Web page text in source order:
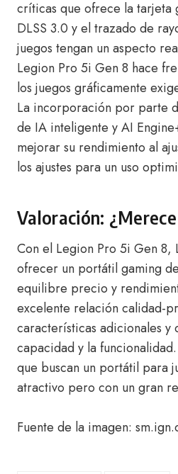
críticas que ofrece la
DLSS 3.0 y el trazado de
juegos tengan un aspecto
Legion Pro 5i Gen 8 hace
los juegos gráficamente
La incorporación por parte
de IA inteligente y AI
mejorar su rendimiento al
los ajustes para un uso
Valoración:
Con el Legion Pro 5i Gen 8,
ofrecer un portátil gaming
equilibre precio y
excelente relación calidad-
características adicionales y
capacidad y la
que buscan un portátil para
atractivo pero con un gran
Fuente de la imagen: